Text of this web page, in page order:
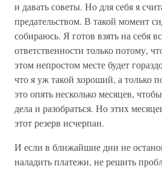
и давать советы. Но для себя я
предательством. В такой момент
собираюсь. Я готов взять на себя
ответственности только потому,
этом непростом месте будет
что я уж такой хороший, а только
это опять несколько месяцев,
дела и разобраться. Но этих
этот резерв исчерпан.
И если в ближайшие дни не
наладить платежи, не решить